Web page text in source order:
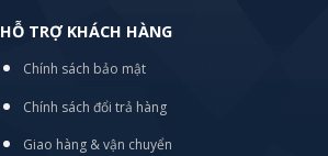
HỖ TRỢ KHÁCH HÀNG
Chính sách bảo mật
Chính sách đổi trả hàng
Giao hàng & vận chuyển